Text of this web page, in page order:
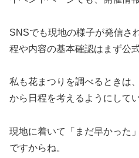
SNSでも現地の様子が発信さ
程や内容の基本確認はまず公
私も花まつりを調べるときは
から日程を考えるようにしてい
現地に着いて「まだ早かった
ですからね。